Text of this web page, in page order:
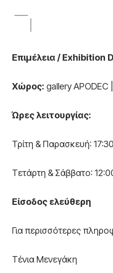
Επιμέλεια/ Exhibition
Χώρος: gallery
Ώρες λειτουργίας:
Τρίτη & Παρασκευή:
Τετάρτη & Σάββατο:
Είσοδος ελεύθερη
Για περισσότερες
Τένια Μενεγάκη